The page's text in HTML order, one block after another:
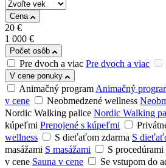
Cena
20 €
1 000 €
Počet osôb
Pre dvoch a viac Pre dvoch a viac
V cene ponuky
Animačný programAnimačný
v cene
Neobmedzené wellness
Nordic Walking palice Nordic Walking
kúpeľmi Prepojené s kúpeľmi
wellness
S dieťaťom zdarma S
masážami S masážami S procedúrami
v cene Sauna v cene Se vstupom do